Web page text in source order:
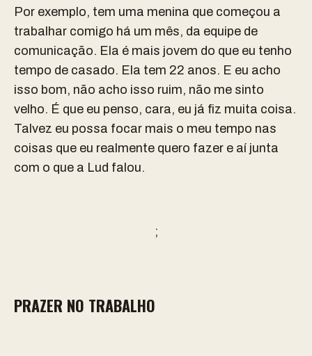
Por exemplo, tem uma menina que começou a
trabalhar comigo há um mês, da equipe de
comunicação. Ela é mais jovem do que eu tenho
tempo de casado. Ela tem 22 anos. E eu acho
isso bom, não acho isso ruim, não me sinto
velho. É que eu penso, cara, eu já fiz muita coisa.
Talvez eu possa focar mais o meu tempo nas
coisas que eu realmente quero fazer e aí junta
com o que a Lud falou.
;
PRAZER NO TRABALHO